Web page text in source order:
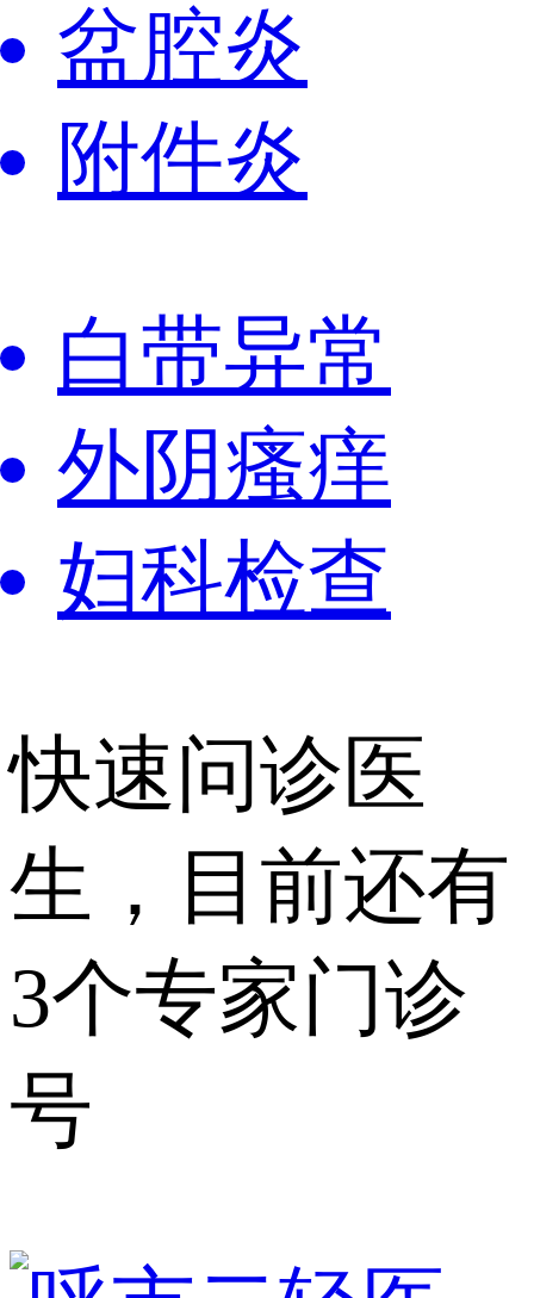
盆腔炎
附件炎
白带异常
外阴瘙痒
妇科检查
快速问诊医
生，目前还有
3个专家门诊
号